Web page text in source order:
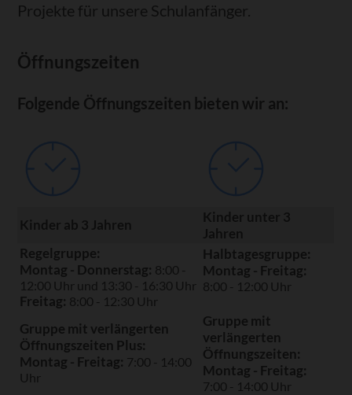
Projekte für unsere Schulanfänger.
Öffnungszeiten
Folgende Öffnungszeiten bieten wir an:
Regelgruppe:
Montag - Donnerstag: 8:00 -
12:00 Uhr und 13:30 - 16:30 Uhr
Freitag: 8:00 - 12:30 Uhr
Halbtagesgruppe:
Montag - Freitag:
8:00 - 12:00 Uhr
Gruppe mit verlängerten
Öffnungszeiten Plus:
Montag - Freitag: 7:00 - 14:00
Uhr
Gruppe mit
verlängerten
Öffnungszeiten:
Montag - Freitag:
7:00 - 14:00 Uhr